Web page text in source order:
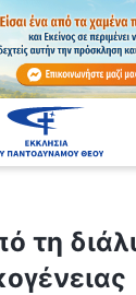
οικογένειας
τη